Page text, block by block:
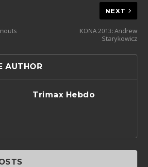
NEXT
KONA 2013: Andrew
Starykowicz
AUTHOR
Trimax Hebdo